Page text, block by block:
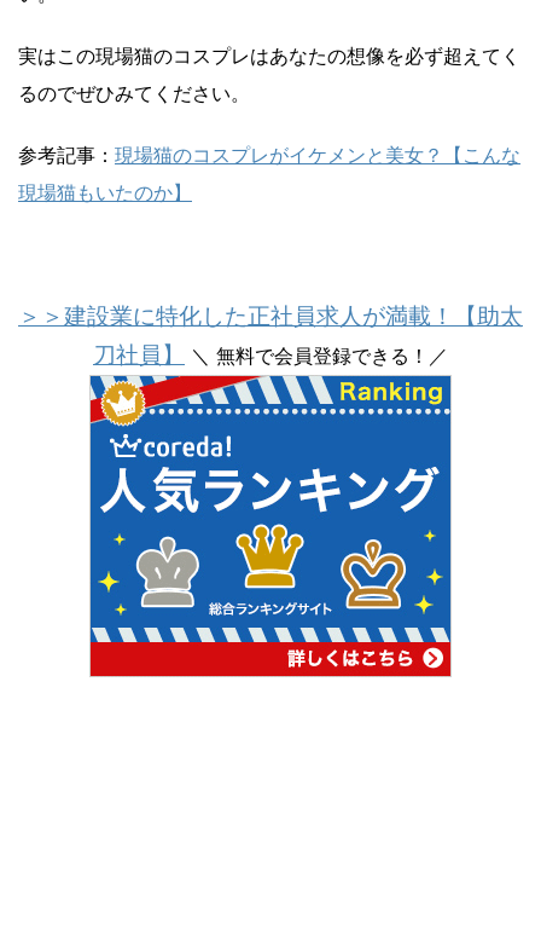
実はこの現場猫のコスプレはあなたの想像を必ず超えてく
るのでぜひみてください。
参考記事： 現場猫のコスプレがイケメンと美女？【こんな
現場猫もいたのか】
＞＞建設業に特化した正社員求人が満載！【助太
刀社員】
＼ 無料で会員登録できる！／